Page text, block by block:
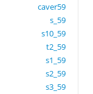
caver59
s_59
s10_59
t2_59
s1_59
s2_59
s3_59